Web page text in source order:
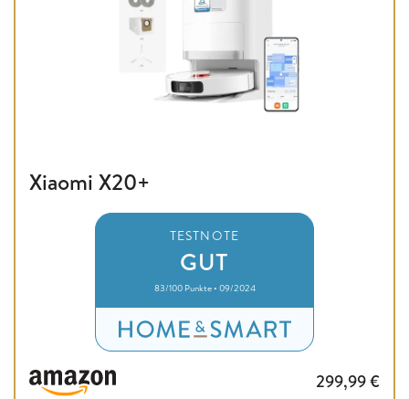
Xiaomi X20+
TESTNOTE
GUT
83/100 Punkte • 09/2024
299,99€